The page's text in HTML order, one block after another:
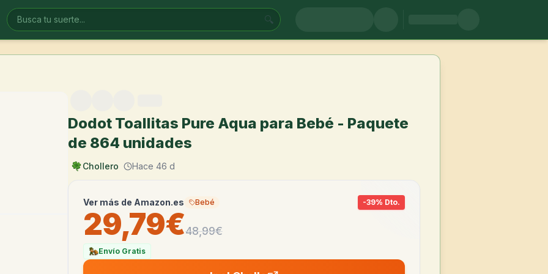
🔍
Dodot Toallitas Pure Aqua para Bebé - Paquete
de 864 unidades
Chollero Hace 46 d
Ver más de Amazon.es Bebé -39% Dto.
29,79€48,99€
Envío Gratis